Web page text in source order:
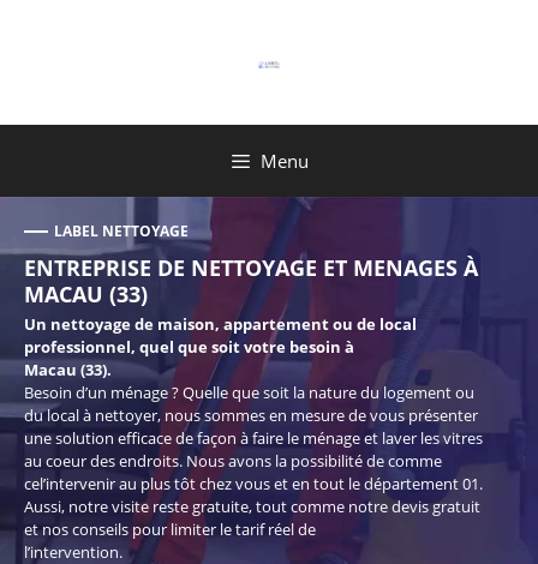
Menu
LABEL NETTOYAGE
ENTREPRISE DE NETTOYAGE ET MENAGES À
MACAU (33)
Un nettoyage de maison, appartement ou de local
professionnel, quel que soit votre besoin à
Macau (33).
Besoin d’un ménage ? Quelle que soit la nature du logement ou
du local à nettoyer, nous sommes en mesure de vous présenter
une solution efficace de façon à faire le ménage et laver les vitres
au coeur des endroits. Nous avons la possibilité de comme
cel’intervenir au plus tôt chez vous et en tout le département 01.
Aussi, notre visite reste gratuite, tout comme notre devis gratuit
et nos conseils pour limiter le tarif réel de
l’intervention.